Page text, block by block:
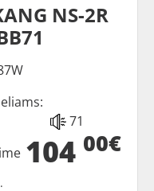
NS-2R
71
104 00€